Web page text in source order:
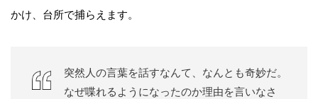
かけ、台所で捕らえます。
突然人の言葉を話すなんて、なんとも奇妙だ。
なぜ喋れるようになったのか理由を言いなさ